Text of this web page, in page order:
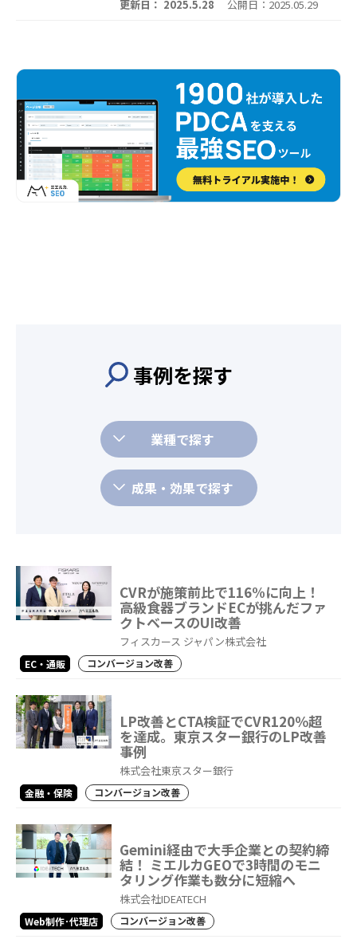
更新日： 2025.5.28 公開日：2025.05.29
事例を探す
業種で探す
成果・効果で探す
CVRが施策前比で116%に向上！
高級食器ブランドECが挑んだファ
クトベースのUI改善
フィスカース ジャパン株式会社
EC・通販 コンバージョン改善
LP改善とCTA検証でCVR120％超
を達成。東京スター銀行のLP改善
事例
株式会社東京スター銀行
金融・保険 コンバージョン改善
Gemini経由で大手企業との契約締
結！ ミエルカGEOで3時間のモニ
タリング作業も数分に短縮へ
株式会社IDEATECH
Web制作･代理店 コンバージョン改善